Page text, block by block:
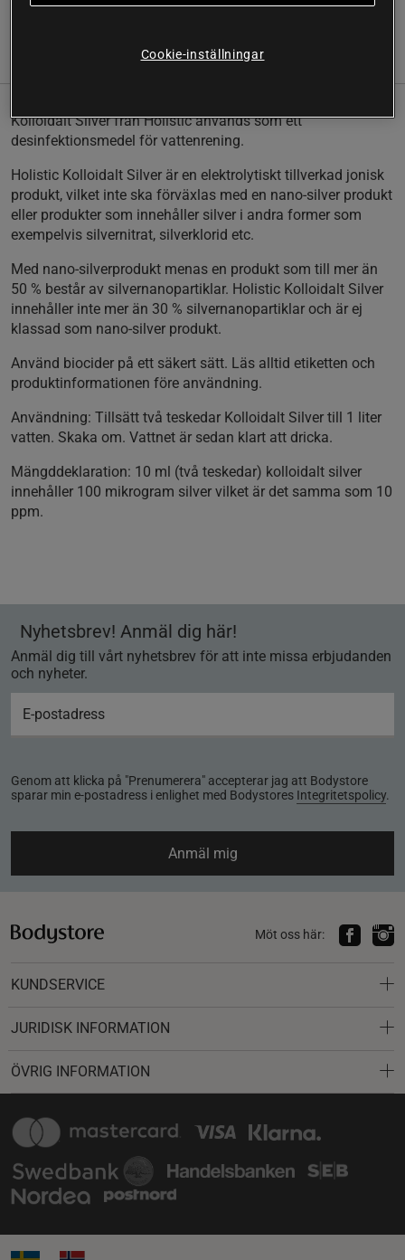
Recensioner(6) Näring & Ingredienser
Kolloidalt Silver från Holistic används som ett
desinfektionsmedel för vattenrening.
Holistic Kolloidalt Silver är en elektrolytiskt tillverkad jonisk
produkt, vilket inte ska förväxlas med en nano-silver produkt
eller produkter som innehåller silver i andra former som
exempelvis silvernitrat, silverklorid etc.
Med nano-silverprodukt menas en produkt som till mer än
50 % består av silvernanopartiklar. Holistic Kolloidalt Silver
innehåller inte mer än 30 % silvernanopartiklar och är ej
klassad som nano-silver produkt.
Använd biocider på ett säkert sätt. Läs alltid etiketten och
produktinformationen före användning.
Användning: Tillsätt två teskedar Kolloidalt Silver till 1 liter
vatten. Skaka om. Vattnet är sedan klart att dricka.
Mängddeklaration: 10 ml (två teskedar) kolloidalt silver
innehåller 100 mikrogram silver vilket är det samma som 10
ppm.
Nyhetsbrev! Anmäl dig här!
Anmäl dig till vårt nyhetsbrev för att inte missa erbjudanden
och nyheter.
Genom att klicka på "Prenumerera" accepterar jag att Bodystore
sparar min e-postadress i enlighet med Bodystores Integritetspolicy.
Anmäl mig
Möt oss här:
KUNDSERVICE
JURIDISK INFORMATION
ÖVRIG INFORMATION
Cookie-inställningar